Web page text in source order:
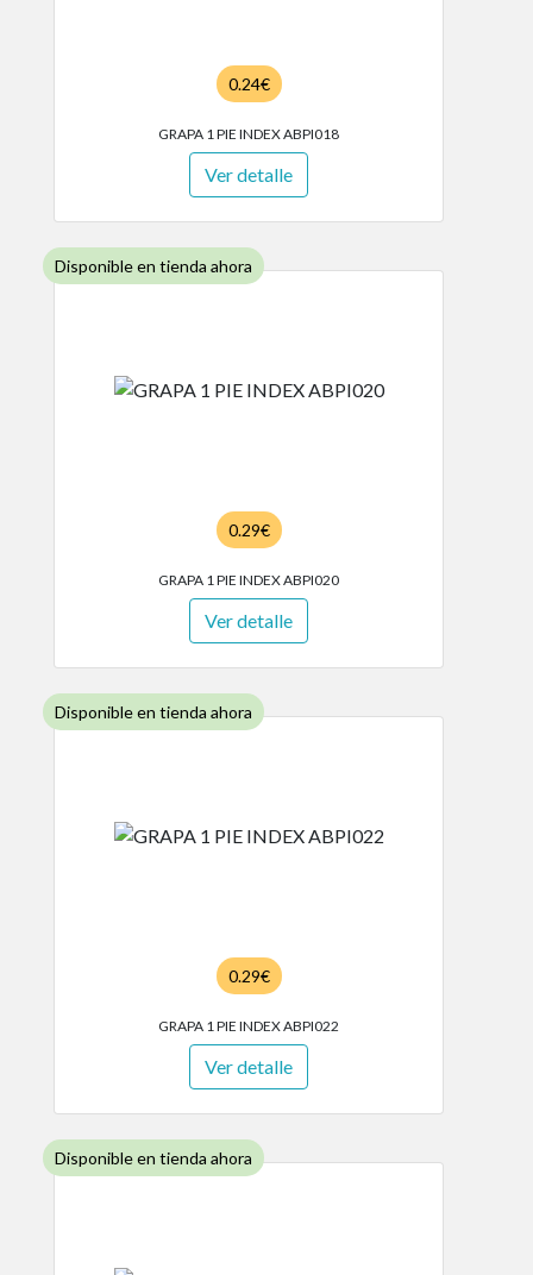
0.24€
GRAPA 1 PIE INDEX ABPI018
Ver detalle
Disponible en tienda ahora
0.29€
GRAPA 1 PIE INDEX ABPI020
Ver detalle
Disponible en tienda ahora
0.29€
GRAPA 1 PIE INDEX ABPI022
Ver detalle
Disponible en tienda ahora